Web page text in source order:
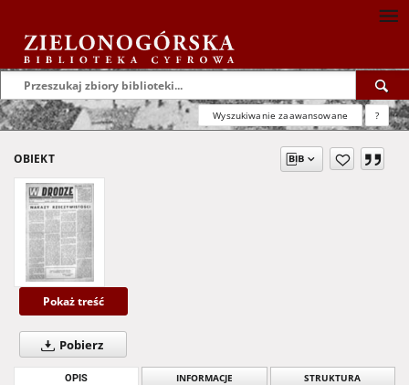
Wyszukiwanie zaawansowane ?
OBIEKT
Pokaż treść
Pobierz
OPIS INFORMACJE STRUKTURA